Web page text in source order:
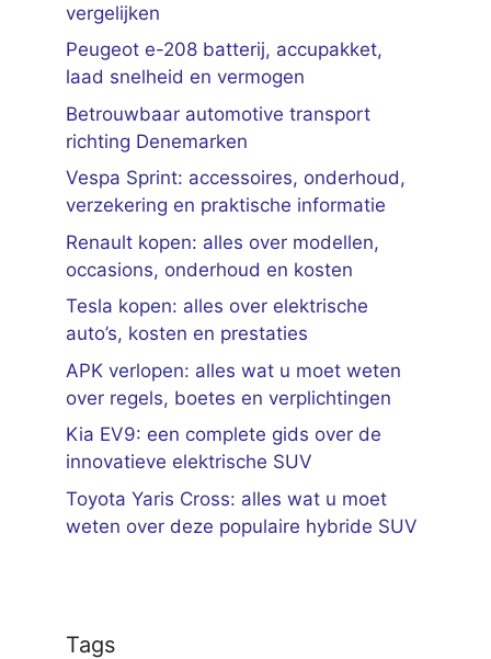
vergelijken
Peugeot e-208 batterij, accupakket,
laad snelheid en vermogen
Betrouwbaar automotive transport
richting Denemarken
Vespa Sprint: accessoires, onderhoud,
verzekering en praktische informatie
Renault kopen: alles over modellen,
occasions, onderhoud en kosten
Tesla kopen: alles over elektrische
auto’s, kosten en prestaties
APK verlopen: alles wat u moet weten
over regels, boetes en verplichtingen
Kia EV9: een complete gids over de
innovatieve elektrische SUV
Toyota Yaris Cross: alles wat u moet
weten over deze populaire hybride SUV
Tags